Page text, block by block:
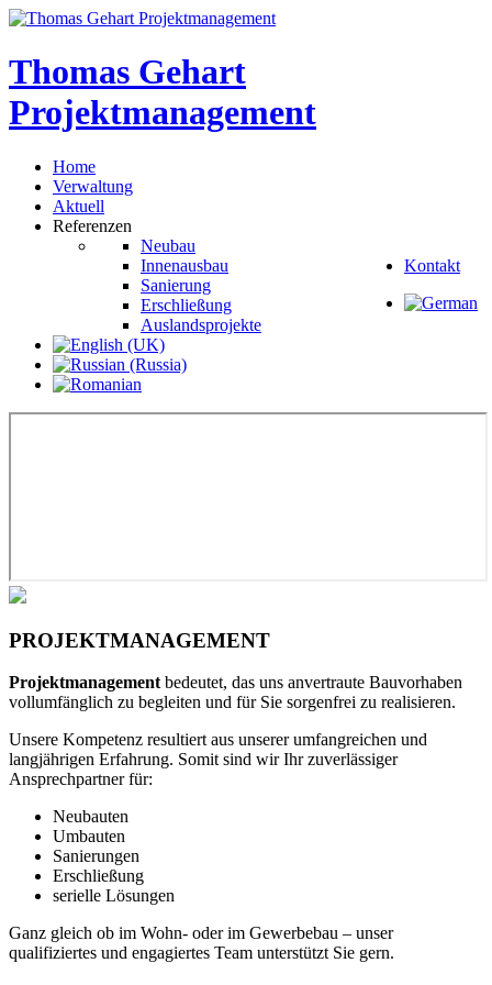
Thomas Gehart
Projektmanagement
Home
Verwaltung
Aktuell
Referenzen
Neubau
Innenausbau
Sanierung
Erschließung
Auslandsprojekte
Kontakt
PROJEKTMANAGEMENT
Projektmanagement bedeutet, das uns anvertraute Bauvorhaben
vollumfänglich zu begleiten und für Sie sorgenfrei zu realisieren.
Unsere Kompetenz resultiert aus unserer umfangreichen und
langjährigen Erfahrung. Somit sind wir Ihr zuverlässiger
Ansprechpartner für:
Neubauten
Umbauten
Sanierungen
Erschließung
serielle Lösungen
Ganz gleich ob im Wohn- oder im Gewerbebau – unser
qualifiziertes und engagiertes Team unterstützt Sie gern.